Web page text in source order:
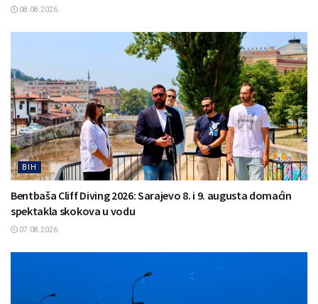
08.08.2026.
BIH
Bentbaša Cliff Diving 2026: Sarajevo 8. i 9. augusta domaćin
spektakla skokova u vodu
07.08.2026.